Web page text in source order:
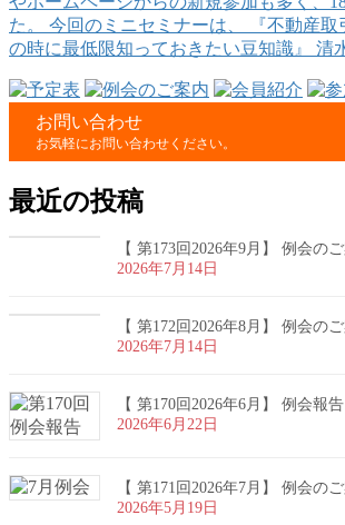
た。 今回のミニセミナーは、 『不動産取
の時に最低限知っておきたい豆知識』
お問い合わせ
お気軽にお問い合わせください。
最近の投稿
【 第173回2026年9月】 例会の
2026年7月14日
【 第172回2026年8月】 例会の
2026年7月14日
【 第170回2026年6月】 例会報告
2026年6月22日
【 第171回2026年7月】 例会の
2026年5月19日